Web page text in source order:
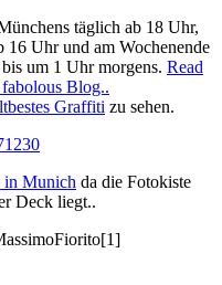
täglich ab 18 Uhr,
16 Uhr und am Wochenende
um 1 Uhr morgens. Read
Blog..
Graffiti zu sehen.
in Munich da die Fotokiste
Deck liegt..